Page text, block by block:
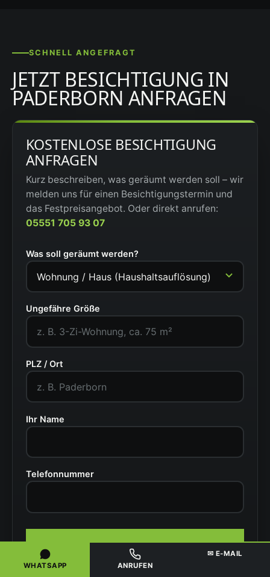
SCHNELL ANGEFRAGT
JETZT BESICHTIGUNG IN
PADERBORN ANFRAGEN
KOSTENLOSE BESICHTIGUNG
ANFRAGEN
Kurz beschreiben, was geräumt werden soll – wir
melden uns für einen Besichtigungstermin und
das Festpreisangebot. Oder direkt anrufen:
05551 705 93 07
Was soll geräumt werden?
Ungefähre Größe
PLZ / Ort
Ihr Name
Telefonnummer
Besichtigung anfragen
Ihre Angaben nutzen wir nur zur Bearbeitung Ihrer
WHATSAPP ANRUFEN
✉ E-MAIL